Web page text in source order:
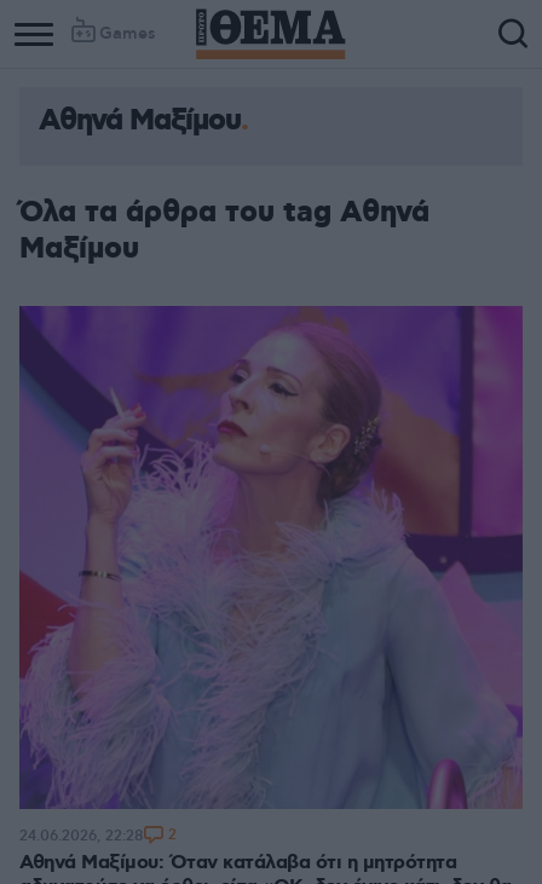
Games
Αθηνά Μαξίμου
Όλα τα άρθρα του tag Αθηνά
Μαξίμου
Αθηνά Μαξίμου: Όταν κατάλαβα ότι η μητρότητα
24.06.2026, 22:28 2